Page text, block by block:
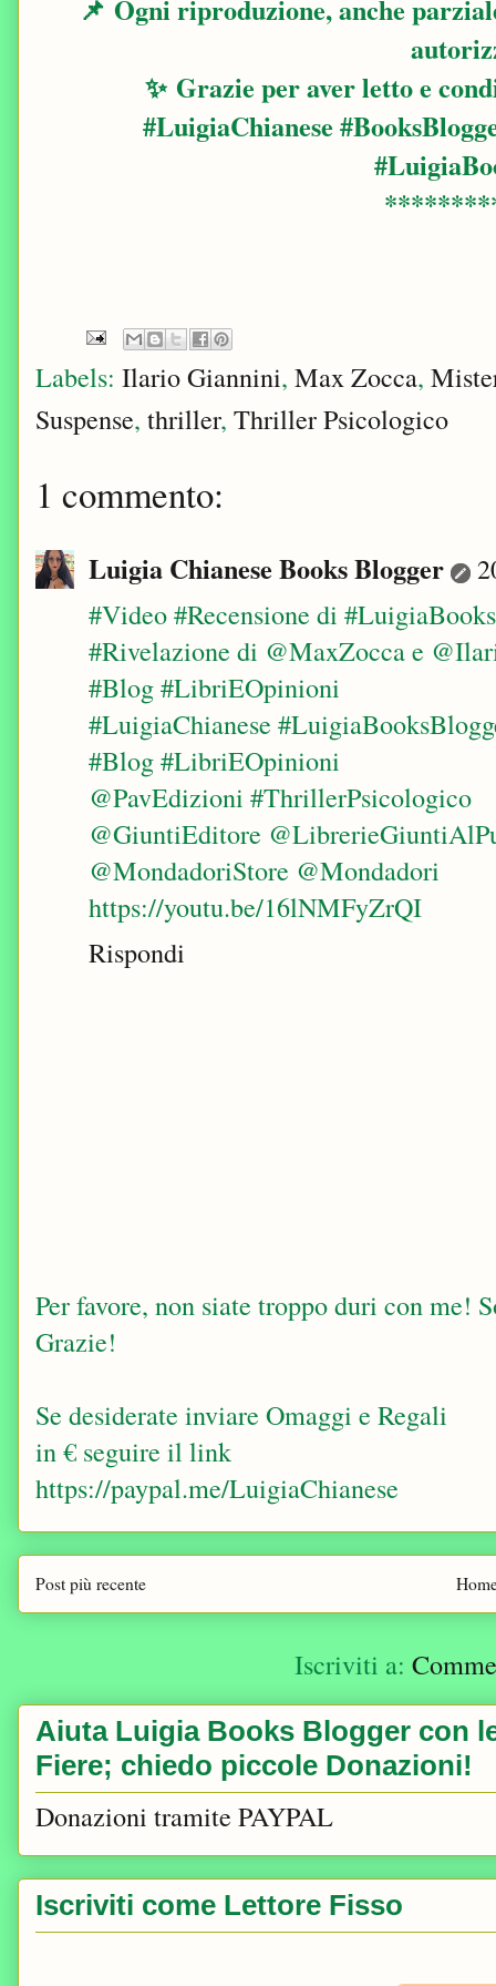
📌 Ogni riproduzione, anche
✨Grazie per aver letto e
#LuigiaChianese
Labels: Ilario Giannini, Max Zocca,
Suspense, thriller, Thriller Psicologico
1 commento:
Luigia Chianese Books Blogger
#Video #Recensione di
#Rivelazione di @MaxZocca e
#Blog #LibriEOpinioni
#LuigiaChianese
#Blog #LibriEOpinioni
@PavEdizioni #ThrillerPsicologico
@GiuntiEditore
@MondadoriStore @Mondadori
https://youtu.be/16lNMFyZrQI
Rispondi
Per favore, non siate troppo duri con
Grazie!
Se desiderate inviare Omaggi e Regali
in € seguire il link
https://paypal.me/LuigiaChianese
Post più recente
Iscriviti a:
Aiuta Luigia Books Blogger con
Fiere; chiedo piccole Donazioni!
Donazioni tramite PAYPAL
Iscriviti come Lettore Fisso